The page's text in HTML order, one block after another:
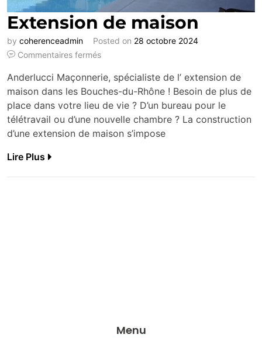
Extension de maison
by coherenceadmin Posted on 28 octobre 2024
Commentaires fermés
Anderlucci Maçonnerie, spécialiste de l’ extension de
maison dans les Bouches-du-Rhône ! Besoin de plus de
place dans votre lieu de vie ? D’un bureau pour le
télétravail ou d’une nouvelle chambre ? La construction
d’une extension de maison s’impose
Lire Plus
Menu